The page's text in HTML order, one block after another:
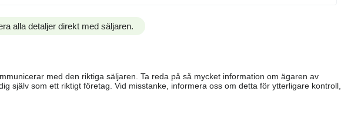
alla detaljer direkt med säljaren.
med den riktiga säljaren. Ta reda på så mycket information om ägaren av
själv som ett riktigt företag. Vid misstanke, informera oss om detta för ytterligare kontroll,